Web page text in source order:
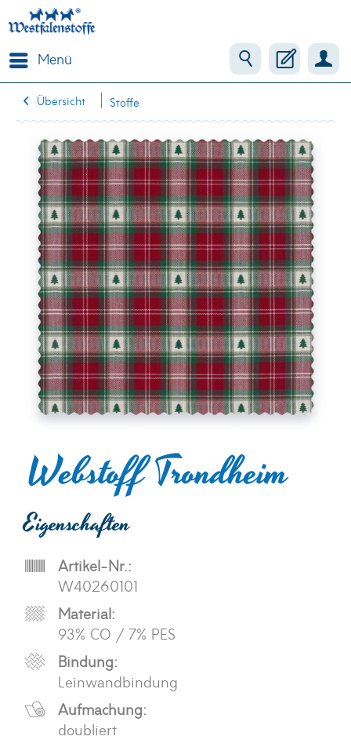
Menü
Übersicht Stoffe
Webstoff Trondheim
Eigenschaften
Artikel-Nr.:
W40260101
Material:
93% CO / 7% PES
Bindung:
Leinwandbindung
Aufmachung:
doubliert